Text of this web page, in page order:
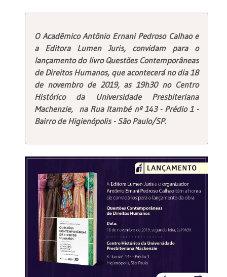
O Acadêmico Antônio Ernani Pedroso Calhao e
a Editora Lumen Juris, convidam para o
lançamento do livro Questões Contemporâneas
de Direitos Humanos, que acontecerá no dia 18
de novembro de 2019, as 19h30 no Centro
Histórico da Universidade Presbiteriana
Machenzie, na Rua Itambé nº 143 - Prédio 1 -
Bairro de Higienópolis - São Paulo/SP.